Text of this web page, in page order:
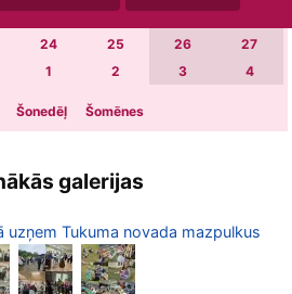
17 18 19
24 25 26
27
1 2 3 4
Šonedēļ Šomēnes
galerijas
uzņem Tukuma novada mazpulkus